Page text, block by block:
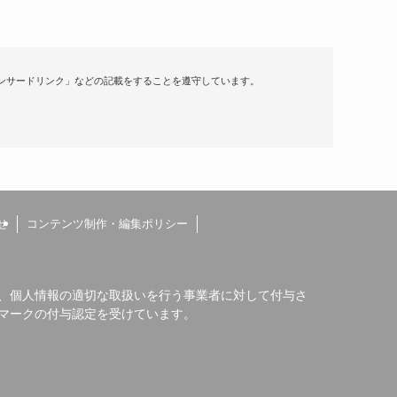
ードリンク」などの記載をすることを遵守しています。
コンテンツ制作・編集ポリシー
個人情報の適切な取扱いを行う事業者に対して付与さ
ークの付与認定を受けています。